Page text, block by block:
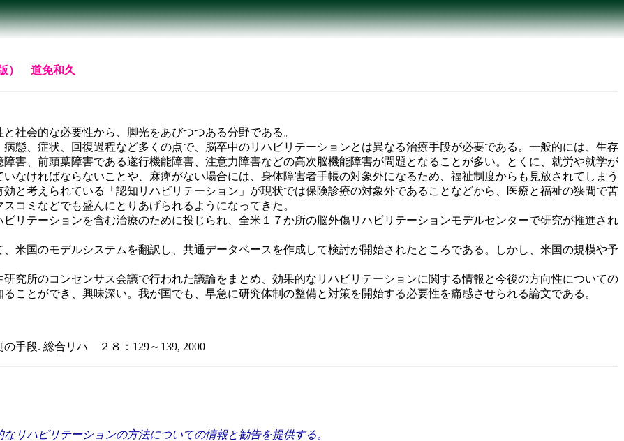
） 道免和久
社会的な必要性から、脚光をあびつつある分野である。
態、症状、回復過程など多くの点で、脳卒中のリハビリテーションとは異なる治療手段が必要である。一般的には、生存
害、前頭葉障害である遂行機能障害、注意力障害などの高次脳機能障害が問題となることが多い。とくに、就労や就学が
なければならないことや、麻痺がない場合には、身体障害者手帳の対象外になるため、福祉制度からも見放されてしまう
と考えられている「認知リハビリテーション」が現状では保険診療の対象外であることなどから、医療と福祉の狭間で苦
コミなどでも盛んにとりあげられるようになってきた。
リテーションを含む治療のために投じられ、全米１７か所の脳外傷リハビリテーションモデルセンターで研究が推進され
米国のモデルシステムを翻訳し、共通データベースを作成して検討が開始されたところである。しかし、米国の規模や予
究所のコンセンサス会議で行われた議論をまとめ、効果的なリハビリテーションに関する情報と今後の方向性についての
ことができ、興味深い。我が国でも、早急に研究体制の整備と対策を開始する必要性を痛感させられる論文である。
手段. 総合リハ ２８：129～139, 2000
リハビリテーションの方法についての情報と勧告を提供する。